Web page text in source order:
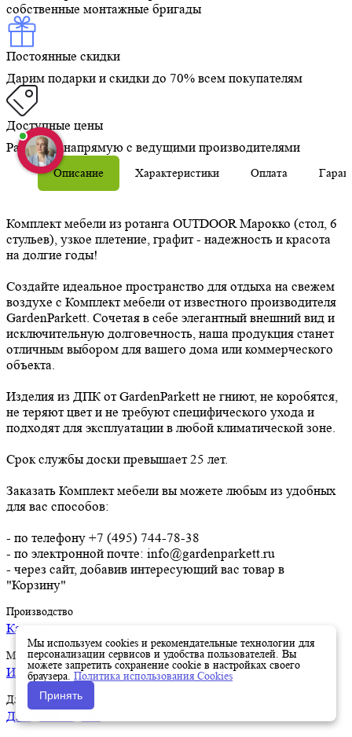
собственные монтажные бригады
Постоянные скидки
Дарим подарки и скидки до 70% всем покупателям
Доступные цены
Работаем напрямую с ведущими производителями
Описание Характеристики Оплата
Комплект мебели из ротанга OUTDOOR Марокко (стол, 6
стульев), узкое плетение, графит - надежность и красота
на долгие годы!
Создайте идеальное пространство для отдыха на свежем
воздухе с Комплект мебели от известного производителя
GardenParkett. Сочетая в себе элегантный внешний вид и
исключительную долговечность, наша продукция станет
отличным выбором для вашего дома или коммерческого
объекта.
Изделия из ДПК от GardenParkett не гниют, не коробятся,
не теряют цвет и не требуют специфического ухода и
подходят для эксплуатации в любой климатической зоне.
Срок службы доски превышает 25 лет.
Заказать Комплект мебели вы можете любым из удобных
для вас способов:
- по телефону +7 (495) 744-78-38
- по электронной почте: info@gardenparkett.ru
- через сайт, добавив интересующий вас товар в
"Корзину"
Производство
Канада
Материал
Искусственный ротанг, алюминий
Для чего используют
Для дома и дачи
Мы используем cookies и рекомендательные технологии для
персонализации сервисов и удобства пользователей. Вы
можете запретить сохранение cookie в настройках своего
браузера. Политика использования Cookies
Принять